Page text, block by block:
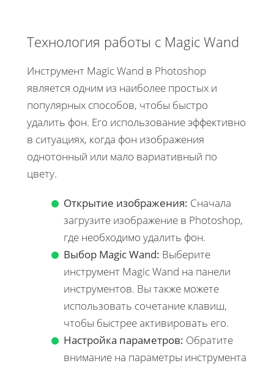
Технология работы с Magic Wand
Инструмент Magic Wand в Photoshop
является одним из наиболее простых и
популярных способов, чтобы быстро
удалить фон. Его использование эффективно
в ситуациях, когда фон изображения
однотонный или мало вариативный по
цвету.
Открытие изображения: Сначала
загрузите изображение в Photoshop,
где необходимо удалить фон.
Выбор Magic Wand: Выберите
инструмент Magic Wand на панели
инструментов. Вы также можете
использовать сочетание клавиш,
чтобы быстрее активировать его.
Настройка параметров: Обратите
внимание на параметры инструмента